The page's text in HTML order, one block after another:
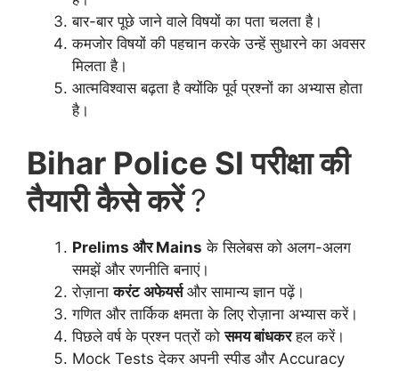
बार-बार पूछे जाने वाले विषयों का पता चलता है।
कमजोर विषयों की पहचान करके उन्हें सुधारने का अवसर
मिलता है।
आत्मविश्वास बढ़ता है क्योंकि पूर्व प्रश्नों का अभ्यास होता
है।
Bihar Police SI परीक्षा की
तैयारी कैसे करें?
Prelims और Mains के सिलेबस को अलग-अलग
समझें और रणनीति बनाएं।
रोज़ानाकरंट अफेयर्सऔर सामान्य ज्ञान पढ़ें।
गणित और तार्किक क्षमता के लिए रोज़ाना अभ्यास करें।
पिछले वर्ष के प्रश्न पत्रों कोसमय बांधकरहल करें।
Mock Tests देकर अपनी स्पीड और Accuracy